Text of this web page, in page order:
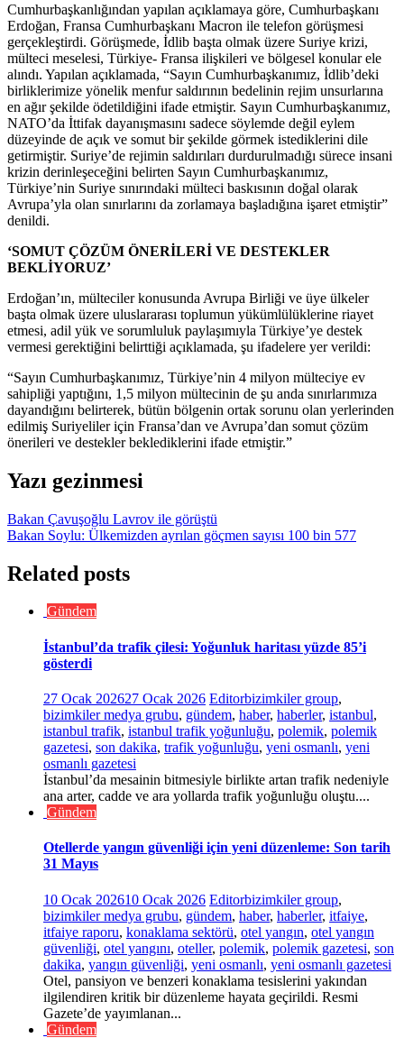
Cumhurbaşkanlığından yapılan açıklamaya göre, Cumhurbaşkanı
Erdoğan, Fransa Cumhurbaşkanı Macron ile telefon görüşmesi
gerçekleştirdi. Görüşmede, İdlib başta olmak üzere Suriye krizi,
mülteci meselesi, Türkiye- Fransa ilişkileri ve bölgesel konular ele
alındı. Yapılan açıklamada, “Sayın Cumhurbaşkanımız, İdlib’deki
birliklerimize yönelik menfur saldırının bedelinin rejim unsurlarına
en ağır şekilde ödetildiğini ifade etmiştir. Sayın Cumhurbaşkanımız,
NATO’da İttifak dayanışmasını sadece söylemde değil eylem
düzeyinde de açık ve somut bir şekilde görmek istediklerini dile
getirmiştir. Suriye’de rejimin saldırıları durdurulmadığı sürece insani
krizin derinleşeceğini belirten Sayın Cumhurbaşkanımız,
Türkiye’nin Suriye sınırındaki mülteci baskısının doğal olarak
Avrupa’yla olan sınırlarını da zorlamaya başladığına işaret etmiştir”
denildi.
‘SOMUT ÇÖZÜM ÖNERİLERİ VE DESTEKLER
BEKLİYORUZ’
Erdoğan’ın, mülteciler konusunda Avrupa Birliği ve üye ülkeler
başta olmak üzere uluslararası toplumun yükümlülüklerine riayet
etmesi, adil yük ve sorumluluk paylaşımıyla Türkiye’ye destek
vermesi gerektiğini belirttiği açıklamada, şu ifadelere yer verildi:
“Sayın Cumhurbaşkanımız, Türkiye’nin 4 milyon mülteciye ev
sahipliği yaptığını, 1,5 milyon mültecinin de şu anda sınırlarımıza
dayandığını belirterek, bütün bölgenin ortak sorunu olan yerlerinden
edilmiş Suriyeliler için Fransa’dan ve Avrupa’dan somut çözüm
önerileri ve destekler beklediklerini ifade etmiştir.”
Yazı gezinmesi
Bakan Çavuşoğlu Lavrov ile görüştü
Bakan Soylu: Ülkemizden ayrılan göçmen sayısı 100 bin 577
Related posts
Gündem
İstanbul’da trafik çilesi: Yoğunluk haritası yüzde 85’i
gösterdi
27 Ocak 202627 Ocak 2026 Editorbizimkiler group,
bizimkiler medya grubu, gündem, haber, haberler, istanbul,
istanbul trafik, istanbul trafik yoğunluğu, polemik, polemik
gazetesi, son dakika, trafik yoğunluğu, yeni osmanlı, yeni
osmanlı gazetesi
İstanbul’da mesainin bitmesiyle birlikte artan trafik nedeniyle
ana arter, cadde ve ara yollarda trafik yoğunluğu oluştu....
Gündem
Otellerde yangın güvenliği için yeni düzenleme: Son tarih
31 Mayıs
10 Ocak 202610 Ocak 2026 Editorbizimkiler group,
bizimkiler medya grubu, gündem, haber, haberler, itfaiye,
itfaiye raporu, konaklama sektörü, otel yangın, otel yangın
güvenliği, otel yangını, oteller, polemik, polemik gazetesi, son
dakika, yangın güvenliği, yeni osmanlı, yeni osmanlı gazetesi
Otel, pansiyon ve benzeri konaklama tesislerini yakından
ilgilendiren kritik bir düzenleme hayata geçirildi. Resmi
Gazete’de yayımlanan...
Gündem